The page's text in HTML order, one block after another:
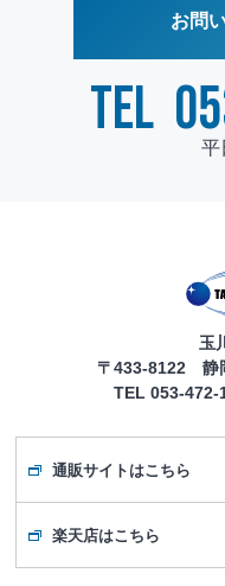
お問
TEL
平
玉
〒433-8122 静
TEL 053-
通販サイトはこちら
楽天店はこちら